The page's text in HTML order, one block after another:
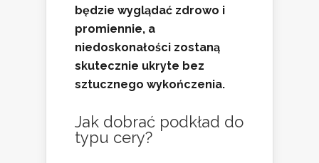
będzie wyglądać zdrowo i
promiennie, a
niedoskonałości zostaną
skutecznie ukryte bez
sztucznego wykończenia.
Jak dobrać podkład do
typu cery?